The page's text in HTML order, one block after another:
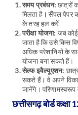
समय प्रबंधन:छात्रों
मिलता है ।सैंपल पेपर
के तरह हल करें
परीक्षा योजना: जब
जाता है कि उसे किस
अधिक परेशानियों के
योजना बना सकते हैं।
सेल्फ इवैल्यूएशन:
सकते हैं। वे अपने
जानेंगे।
छत्तीसगढ़ बोर्ड